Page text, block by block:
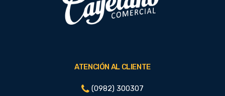
ATENCIÓN AL CLIENTE
(0982) 300307